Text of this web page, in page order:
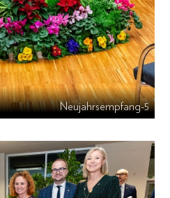
Neujahrsempfang-5